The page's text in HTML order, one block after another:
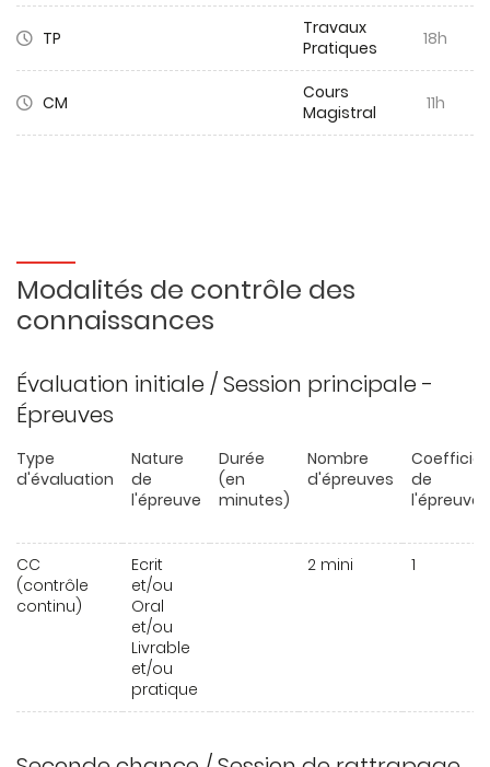
TP
Travaux
Pratiques
18h
CM
Cours
Magistral
11h
Modalités de contrôle des
connaissances
Évaluation initiale / Session principale -
Épreuves
Type
d'évaluation
Nature
de
l'épreuve
Durée
(en
minutes)
Nombre
d'épreuves
de
l'épreuve
CC
(contrôle
continu)
Ecrit
et/ou
Oral
et/ou
Livrable
et/ou
pratique
2 mini 1